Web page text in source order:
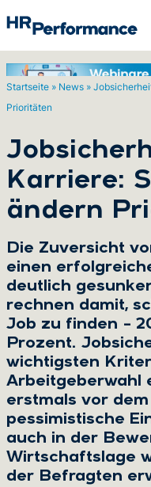
Startseite » News »
Prioritäten
Karriere:
ändern
Die Zuversicht
einen
deutlich
rechnen damit,
Job zu finden –
Prozent.
wichtigsten
Arbeitgeberwahl
erstmals vor
pessimistische
auch in der
Wirtschaftslage
der Befragten